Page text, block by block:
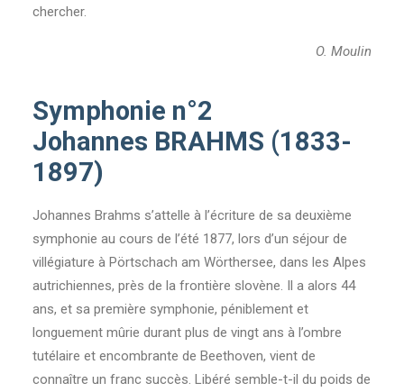
chercher.
O. Moulin
Symphonie n°2
Johannes BRAHMS (1833-
1897)
Johannes Brahms s’attelle à l’écriture de sa deuxième
symphonie au cours de l’été 1877, lors d’un séjour de
villégiature à Pörtschach am Wörthersee, dans les Alpes
autrichiennes, près de la frontière slovène. Il a alors 44
ans, et sa première symphonie, péniblement et
longuement mûrie durant plus de vingt ans à l’ombre
tutélaire et encombrante de Beethoven, vient de
connaître un franc succès. Libéré semble-t-il du poids de